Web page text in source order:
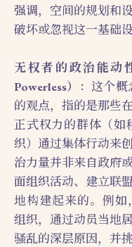
强调，空间的规划和
破坏或忽视这一基础
无权者的政治能动
Powerless）
：这个
的观点，指的是那些
正式权力的群体（如
织）通过集体行动来
治力量并非来自政府
面组织活动、建立联
地构建起来的。例如
组织，通过动员当地
骚乱的深层原因，并